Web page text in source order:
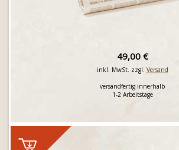
49,00 €
inkl. MwSt. zzgl. Versand
versandfertig innerhalb
1-2 Arbeitstage